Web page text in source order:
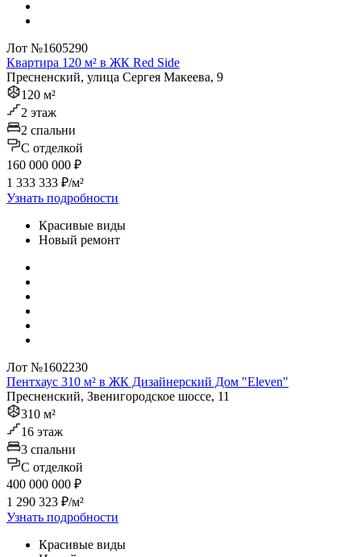
Лот №1605290
Квартира 120 м² в ЖК Red Side
Пресненский, улица Сергея Макеева, 9
120 м²
2 этаж
2 спальни
C отделкой
160 000 000 ₽
1 333 333 ₽/м²
Узнать подробности
Красивые виды
Новый ремонт
Лот №1602230
Пентхаус 310 м² в ЖК Дизайнерский Дом "Eleven"
Пресненский, Звенигородское шоссе, 11
310 м²
16 этаж
3 спальни
C отделкой
400 000 000 ₽
1 290 323 ₽/м²
Узнать подробности
Красивые виды